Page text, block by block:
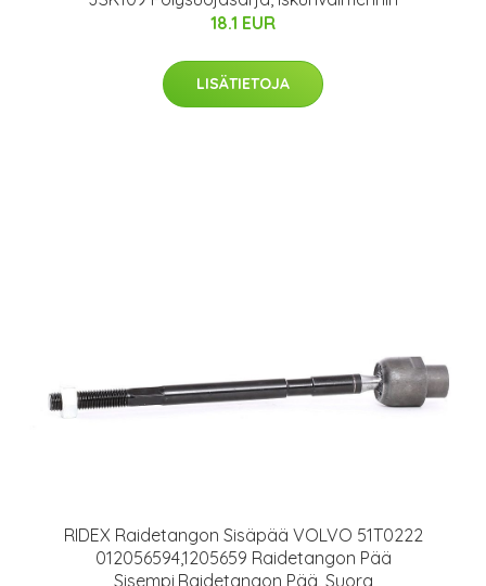
18.1 EUR
LISÄTIETOJA
RIDEX Raidetangon Sisäpää VOLVO 51T0222
012056594,1205659 Raidetangon Pää
Sisempi,Raidetangon Pää, Suora